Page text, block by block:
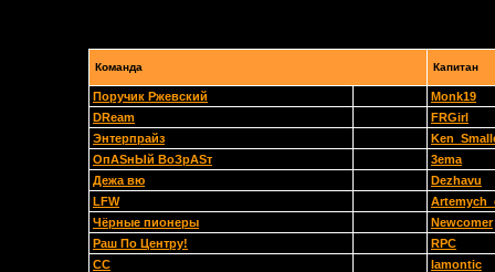
Команда Капитан
Поручик Ржевский
Monk19
DReam
FRGirl
Энтерпрайз
ОпАSнЫй ВоЗрАSт
3ema
Дежа вю
Dezhavu
LFW
Чёрные пионеры
Newcomer
Раш По Центру!
RPC
СС
lamontic